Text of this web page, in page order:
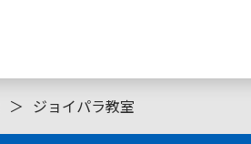
＞ ジョイパラ教室